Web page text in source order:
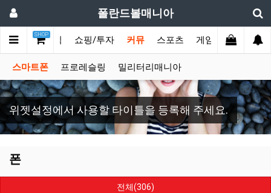
폴란드볼매니아
SHOP
란드공 토픽 쇼핑/투자 커뮤 스포츠 게임 토이 갤
스마트폰 프로레슬링 밀리터리매니아
위젯설정에서 사용할 타이틀을 등록해 주세요.
폰
전체(306)